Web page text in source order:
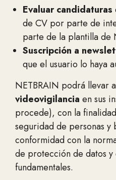
Evaluar candidaturas
de CV por parte de
parte de la plantilla de
Suscripción a
que el usuario lo haya
NETBRAIN podrá llevar
videovigilancia en sus
procede), con la
seguridad de personas
conformidad con la
de protección de datos y
fundamentales.